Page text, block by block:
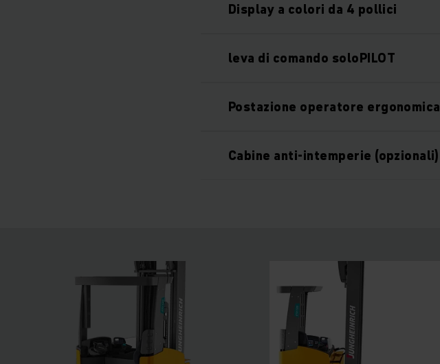
Display a colori da 4 pollici
leva di comando soloPILOT
Postazione operatore ergonomica
Cabine anti-intemperie (opzionali)